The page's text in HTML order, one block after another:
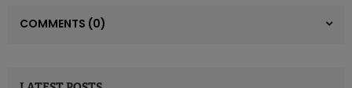
COMMENTS (0)